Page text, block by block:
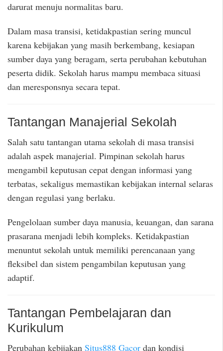
darurat menuju normalitas baru.
Dalam masa transisi, ketidakpastian sering muncul
karena kebijakan yang masih berkembang, kesiapan
sumber daya yang beragam, serta perubahan kebutuhan
peserta didik. Sekolah harus mampu membaca situasi
dan meresponsnya secara tepat.
Tantangan Manajerial Sekolah
Salah satu tantangan utama sekolah di masa transisi
adalah aspek manajerial. Pimpinan sekolah harus
mengambil keputusan cepat dengan informasi yang
terbatas, sekaligus memastikan kebijakan internal selaras
dengan regulasi yang berlaku.
Pengelolaan sumber daya manusia, keuangan, dan sarana
prasarana menjadi lebih kompleks. Ketidakpastian
menuntut sekolah untuk memiliki perencanaan yang
fleksibel dan sistem pengambilan keputusan yang
adaptif.
Tantangan Pembelajaran dan
Kurikulum
Perubahan kebijakan Situs888 Gacor dan kondisi